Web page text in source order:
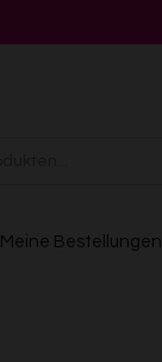
Meine Bestellungen